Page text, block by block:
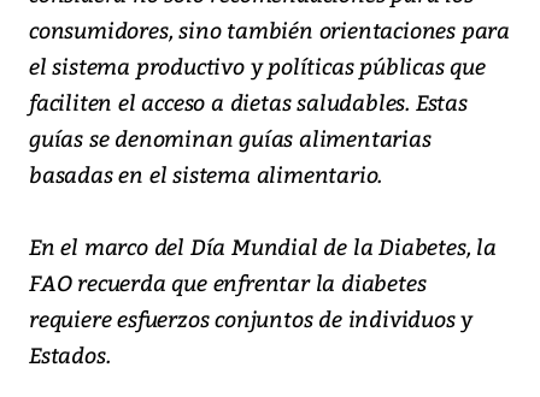
consumidores, sino también orientaciones para
el sistema productivo y políticas públicas que
faciliten el acceso a dietas saludables. Estas
guías se denominan guías alimentarias
basadas en el sistema alimentario.
En el marco del Día Mundial de la Diabetes, la
FAO recuerda que enfrentar la diabetes
requiere esfuerzos conjuntos de individuos y
Estados.